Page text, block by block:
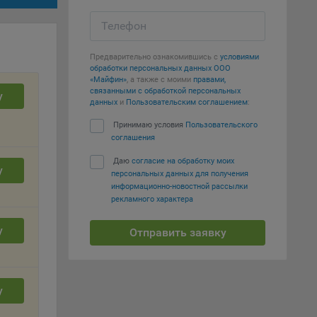
Телефон
Предварительно ознакомившись с условиями
обработки персональных данных ООО
«Майфин», а также с моими правами,
связанными с обработкой персональных
данных и Пользовательским соглашением:
Принимаю условия Пользовательского
соглашения
Даю согласие на обработку моих
персональных данных для получения
информационно-новостной рассылки
рекламного характера
Отправить заявку